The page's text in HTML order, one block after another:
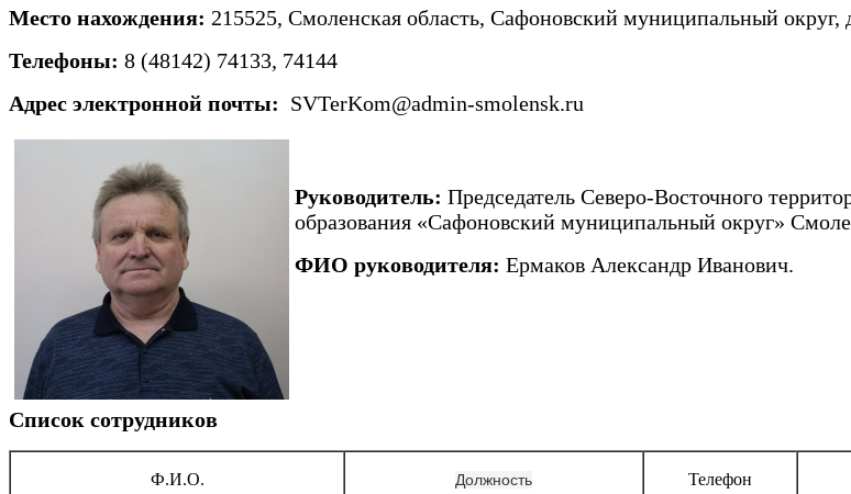
Место нахождения​: 215525, Смоленская область, Сафоновский муниципальный округ,
Телефоны: 8 (48142) 74133, 74144
Адрес электронной почты: SVTerKom@admin-smolensk.ru
Руководитель: Председатель Северо-Восточного
образования «Сафоновский муниципальный округ»
ФИО руководителя: Ермаков Александр Иванович.
Список сотрудников
Ф.И.О. Должность Телефон